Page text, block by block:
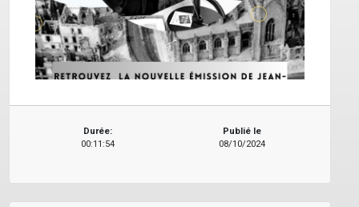
Durée:
00:11:54
Publié le
08/10/2024